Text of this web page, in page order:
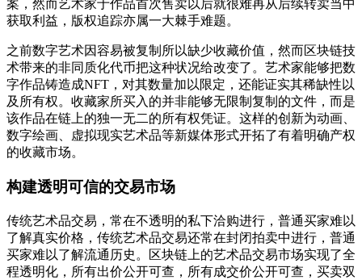
案，然而艺术家于作品首次售卖以后就很难再从后续转卖当中
获取利益，版权追踪亦属一大棘手难题。
之前数字艺术因容易被复制所以缺少收藏价值，然而区块链技
术带来的非同质化代币把这种状况给改变了。艺术家能够把数
字作品铸造成NFT，对其数量加以限定，还能证实其稀缺性以
及所有权。收藏家所买入的并非能够无限制复制的文件，而是
该作品在链上的独一无二的所有权凭证。这样的创新为动画、
数字绘画、虚拟现实艺术品等新媒体形式开拓了有着明确产权
的收藏市场。
构建透明可信的交易市场
传统艺术品交易，常在不透明的私下洽购进行，普通买家难以
了解真实价格，传统艺术品交易还常在封闭拍卖中进行，普通
买家难以了解流通历史。区块链上的艺术品交易市场实现了全
程透明化，所有出价公开可查，所有成交价公开可查，买卖双